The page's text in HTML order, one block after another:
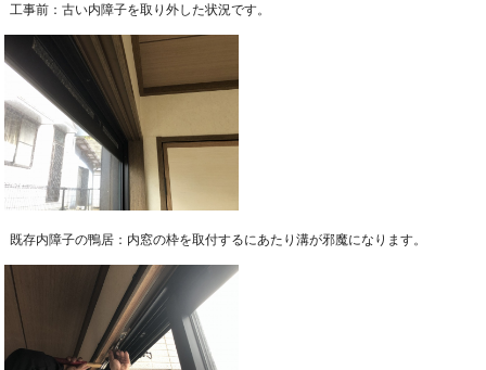
工事前：古い内障子を取り外した状況です。
既存内障子の鴨居：内窓の枠を取付するにあたり溝が邪魔になります。